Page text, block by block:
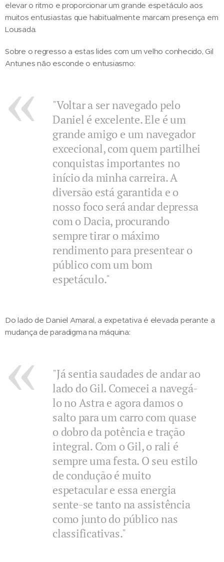
elevar o ritmo e proporcionar um grande espetáculo aos
muitos entusiastas que habitualmente marcam presença em
Lousada.
Sobre o regresso a estas lides com um velho conhecido, Gil
Antunes não esconde o entusiasmo:
"Voltar a ser navegado pelo
Daniel é excelente. Ele é um
grande amigo e um navegador
excecional, com quem partilhei
conquistas importantes no
início da minha carreira. A
diversão está garantida e o
nosso foco será andar depressa
com o Dacia, procurando
sempre tirar o máximo
rendimento para presentear o
público com um bom
espetáculo."
Do lado de Daniel Amaral, a expetativa é elevada perante a
mudança de paradigma na máquina:
"Já sentia saudades de andar ao
lado do Gil. Comecei a navegá-
lo no Astra e agora damos o
salto para um carro com quase
o dobro da potência e tração
integral. Com o Gil, o rali é
sempre uma festa. O seu estilo
de condução é muito
espetacular e essa energia
sente-se tanto na assistência
como junto do público nas
classificativas."